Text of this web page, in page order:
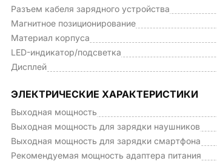
Разъем кабеля зарядного устройства
Магнитное позиционирование
Материал корпуса
LED-индикатор/подсветка
Дисплей
ЭЛЕКТРИЧЕСКИЕ ХАРАКТЕРИСТИКИ
Выходная мощность
Выходная мощность для зарядки наушников
Выходная мощность для зарядки смартфона
Рекомендуемая мощность адаптера питания